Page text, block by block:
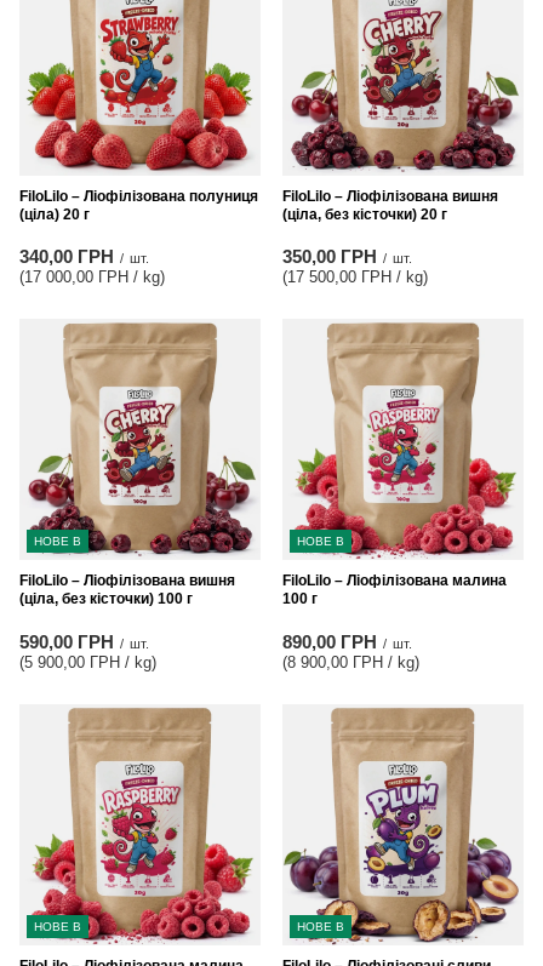
FiloLilo – Ліофілізована полуниця
(ціла) 20 г
340,00 ГРН / шт.
(17 000,00 ГРН / kg)
FiloLilo – Ліофілізована вишня
(ціла, без кісточки) 20 г
350,00 ГРН / шт.
(17 500,00 ГРН / kg)
НОВЕ В
FiloLilo – Ліофілізована вишня
(ціла, без кісточки) 100 г
590,00 ГРН / шт.
(5 900,00 ГРН / kg)
НОВЕ В
FiloLilo – Ліофілізована малина
100 г
890,00 ГРН / шт.
(8 900,00 ГРН / kg)
НОВЕ В НОВЕ В